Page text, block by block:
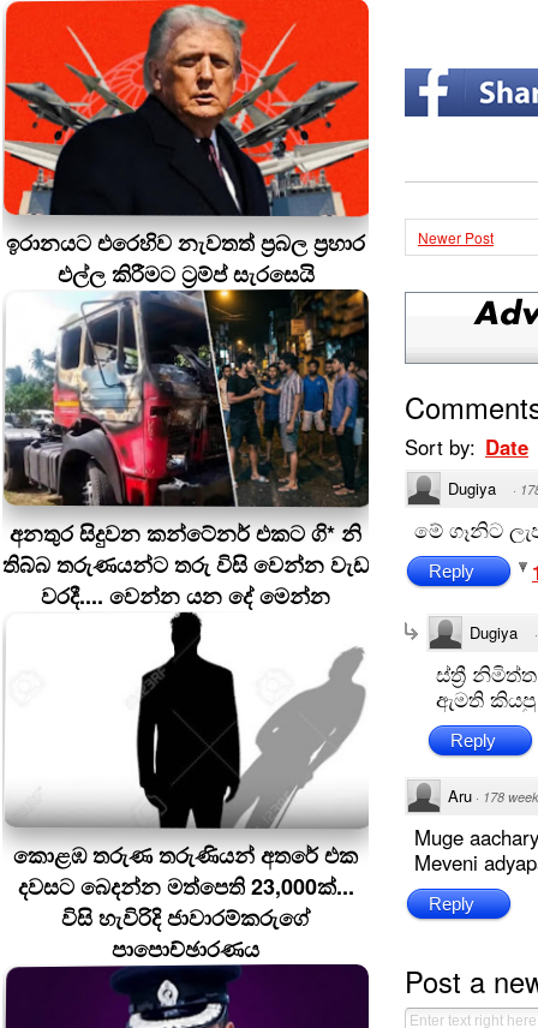
ඉරානයට එරෙහිව නැවතත් ප්‍රබල ප්‍රහාර
එල්ල කිරීමට ට්‍රම්ප් සැරසෙයි
අනතුර සිදුවන කන්ටේනර් එකට ගි* නි
තිබ්බ තරුණයන්ට තරු විසි වෙන්න වැඩ
වරදී.... වෙන්න යන දේ මෙන්න
කොළඹ තරුණ තරුණියන් අතරේ එක
දවසට බෙදන්න මත්පෙති 23,000ක්...
විසි හැවිරිදි ජාවාරම්කරුගේ
පාපොච්ඡාරණය
Newer Post
Sort by: Date
Dugiya ·
මේ ගෑනිට
Reply
Dugiya
ස්ත්‍රී
ඇමති
Reply
Aru · 178
Muge
Meveni
Reply
Post a